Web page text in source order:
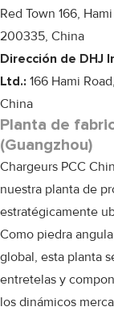
Red Town 166,
200335, China
Dirección de DHJ
Ltd.: 166 Hami
China
Planta de
(Guangzhou)
Chargeurs PCC
nuestra planta de
estratégicamente
Como piedra
global, esta planta
entretelas y
los dinámicos